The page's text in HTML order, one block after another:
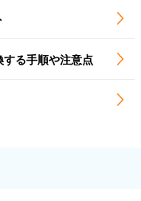
る手順や注意点